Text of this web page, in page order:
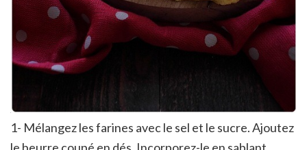
1- Mélangez les farines avec le sel et le sucre. Ajoutez